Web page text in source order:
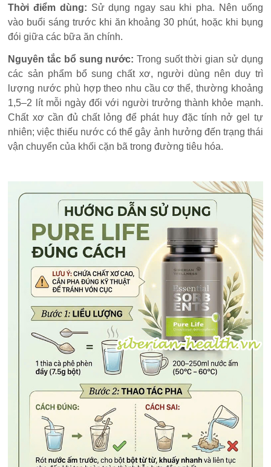
Thời điểm dùng: Sử dụng ngay sau khi pha. Nên uống
vào buổi sáng trước khi ăn khoảng 30 phút, hoặc khi bụng
đói giữa các bữa ăn chính.
Nguyên tắc bổ sung nước: Trong suốt thời gian sử dụng
các sản phẩm bổ sung chất xơ, người dùng nên duy trì
lượng nước phù hợp theo nhu cầu cơ thể, thường khoảng
1,5–2 lít mỗi ngày đối với người trưởng thành khỏe mạnh.
Chất xơ cần đủ chất lỏng để phát huy đặc tính nở gel tự
nhiên; việc thiếu nước có thể gây ảnh hưởng đến trạng thái
vận chuyển của khối cặn bã trong đường tiêu hóa.